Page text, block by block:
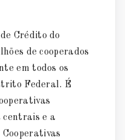
Crédito do
de cooperados
em todos os
Federal. É
centrais e a